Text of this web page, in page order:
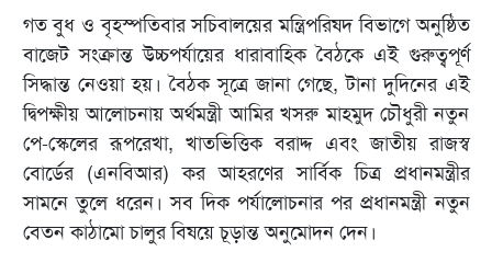
গত বুধ ও বৃহস্পতিবার সচিবালয়ের মন্ত্রিপরিষদ বিভাগে অনুষ্ঠিত
বাজেট সংক্রান্ত উচ্চপর্যায়ের ধারাবাহিক বৈঠকে এই গুরুত্বপূর্ণ
সিদ্ধান্ত নেওয়া হয়। বৈঠক সূত্রে জানা গেছে, টানা দুদিনের এই
দ্বিপক্ষীয় আলোচনায় অর্থমন্ত্রী আমির খসরু মাহমুদ চৌধুরী নতুন
পে-স্কেলের রূপরেখা, খাতভিত্তিক বরাদ্দ এবং জাতীয় রাজস্ব
বোর্ডের (এনবিআর) কর আহরণের সার্বিক চিত্র প্রধানমন্ত্রীর
সামনে তুলে ধরেন। সব দিক পর্যালোচনার পর প্রধানমন্ত্রী নতুন
বেতন কাঠামো চালুর বিষয়ে চূড়ান্ত অনুমোদন দেন।